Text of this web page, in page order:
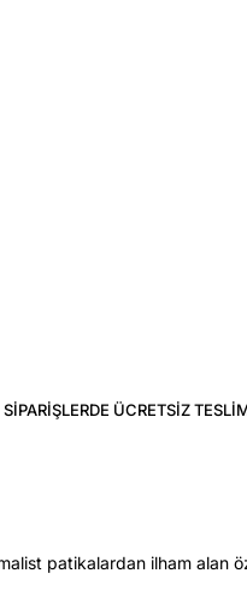
ÜCRETSIZ
patikalardan ilham